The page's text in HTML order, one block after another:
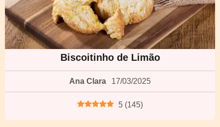
Biscoitinho de Limão
Ana Clara 17/03/2025
5 (145)